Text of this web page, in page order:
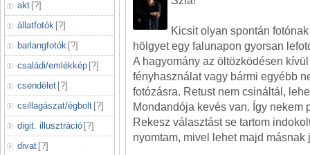
akt [?]
állatfotók [?]
barlangfotók [?]
családi/emlékkép [?]
csendélet [?]
csillagászat/égbolt [?]
digit. illusztráció [?]
divat [?]
Kicsit olyan spontán
hölgyet egy falunapon gyorsan
A hagyomány az öltözködésen
fényhasználat vagy bármi egyébb
fotózásra. Retust nem csináltál,
Mondandója kevés van. Így nekem
Rekesz választást se tartom
nyomtam, mivel lehet majd másnak